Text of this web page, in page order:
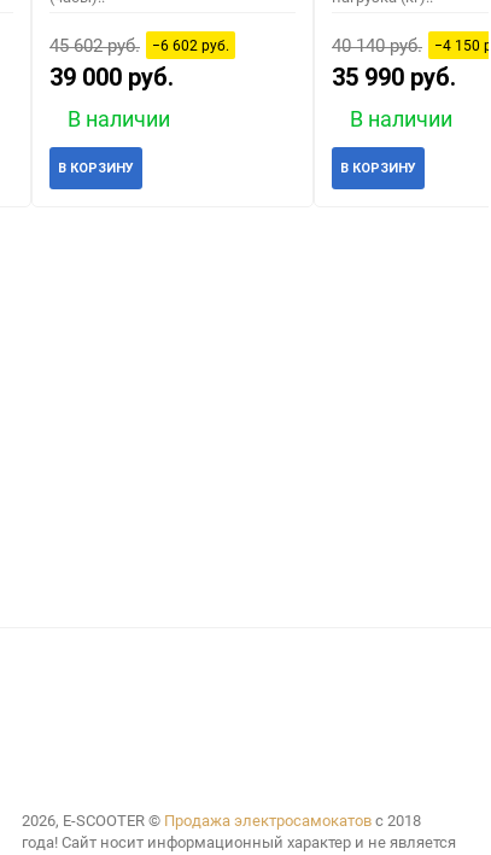
45 602 руб. −6 602 руб.
39 000 руб.
В наличии
В КОРЗИНУ
40 140 руб. −4 150
35 990 руб.
В наличии
В КОРЗИНУ
2026, E-SCOOTER © Продажа электросамокатовс 2018
года! Сайт носит информационный характер и не является